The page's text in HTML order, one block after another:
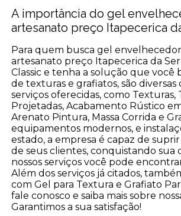
A importância do gel
artesanato preço Itapecerica
Para quem busca gel
artesanato preço Itapecerica da
Classic e tenha a solução que você
de texturas e grafiatos, são diversas
serviços oferecidas, como Texturas,
Projetadas, Acabamento Rústico
Arenato Pintura, Massa Corrida e
equipamentos modernos, e
estado, a empresa é capaz de
de seus clientes, conquistando sua
nossos serviços você pode
Além dos serviços já citados,
com Gel para Textura e Grafiato
fale conosco e saiba mais sobre
Garantimos a sua satisfação!